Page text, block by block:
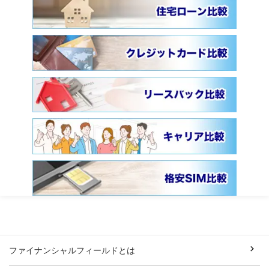
ファイナンシャルフィールドとは